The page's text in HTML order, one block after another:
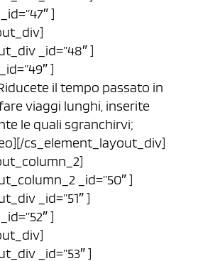
]
_id=”48″ ]
]
il tempo passato in
viaggi lunghi, inserite
le quali sgranchirvi;
cs_element_layout_div]
_id=”50″ ]
_id=”51″ ]
]
_id=”53″ ]